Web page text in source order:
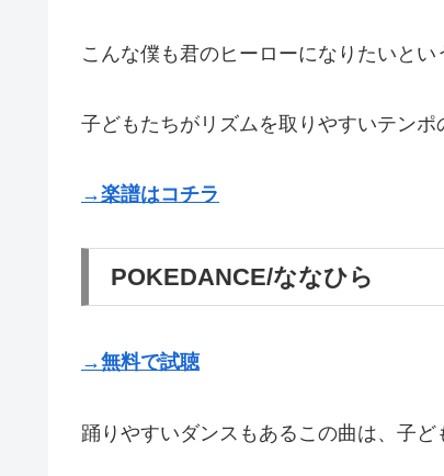
こんな僕も君のヒーローになりたいと
子どもたちがリズムを取りやすいテンポ
→楽譜はコチラ
POKEDANCE/ななひら
→無料で試聴
踊りやすいダンスもあるこの曲は、子